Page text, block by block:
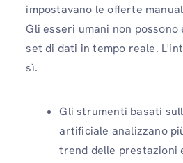
impostavano le offerte
Gli esseri umani non
set di dati in tempo reale.
sì.
Gli strumenti basati
artificiale analizzano
trend delle prestazioni